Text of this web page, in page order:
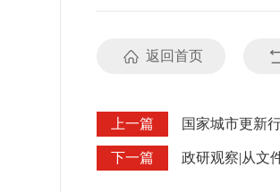
返回首页
上一篇 国家城市更新
下一篇 政研观察|从文